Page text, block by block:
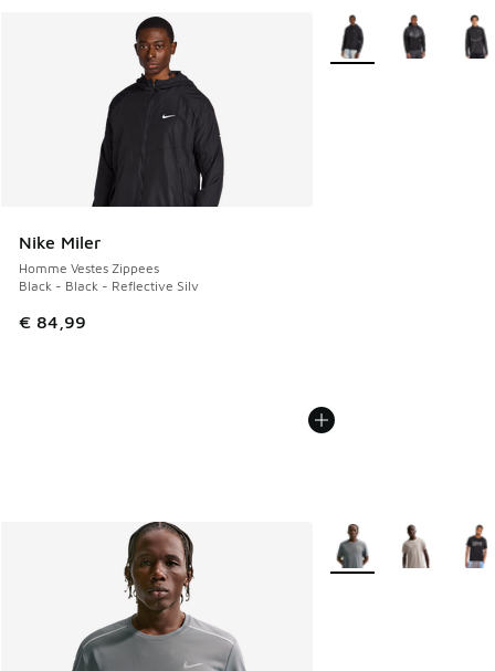
Nike Miler
Homme Vestes Zippees
Black - Black - Reflective Silv
€ 84,99
Plus de couleurs
Plus de couleurs